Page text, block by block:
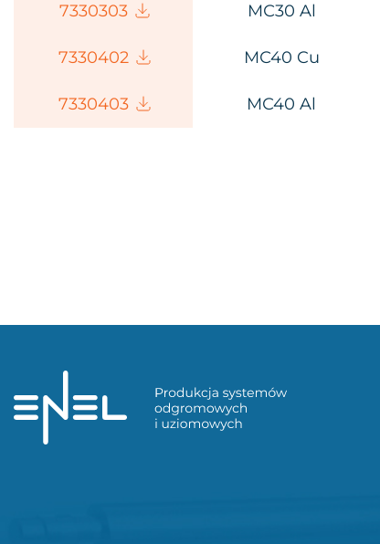
7330303 MС30 Al
7330402 MС40 Cu
7330403 MС40 Al